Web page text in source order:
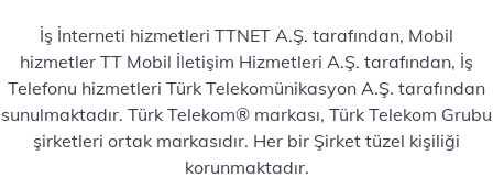
İş İnterneti hizmetleri TTNET A.Ş. tarafından, Mobil
hizmetler TT Mobil İletişim Hizmetleri A.Ş. tarafından, İş
Telefonu hizmetleri Türk Telekomünikasyon A.Ş. tarafından
sunulmaktadır. Türk Telekom® markası, Türk Telekom Grubu
şirketleri ortak markasıdır. Her bir Şirket tüzel kişiliği
korunmaktadır.